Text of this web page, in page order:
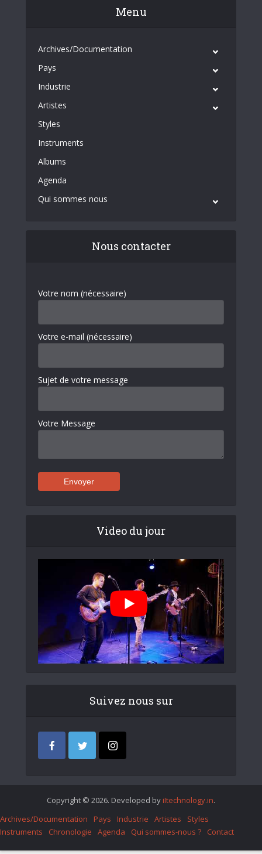
Menu
Archives/Documentation
Pays
Industrie
Artistes
Styles
Instruments
Albums
Agenda
Qui sommes nous
Nous contacter
Votre nom (nécessaire)
Votre e-mail (nécessaire)
Sujet de votre message
Votre Message
Video du jour
Suivez nous sur
Copyright © 2026. Developed by iItechnology.in.
Archives/Documentation
Pays Industrie Artistes
Styles
Instruments
Chronologie Agenda Qui sommes-nous ? Contact